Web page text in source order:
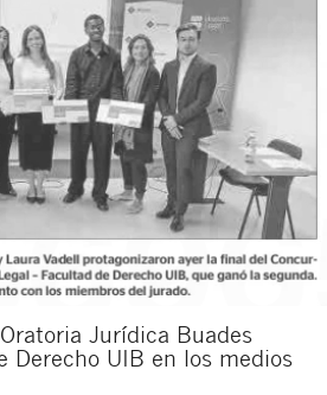
Jurídica Buades
Derecho UIB en los medios